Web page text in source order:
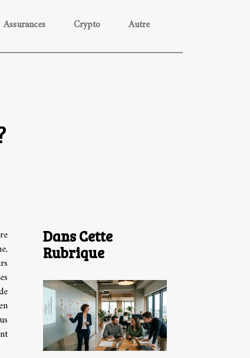
Assurances Crypto Autre
Dans Cette
Rubrique